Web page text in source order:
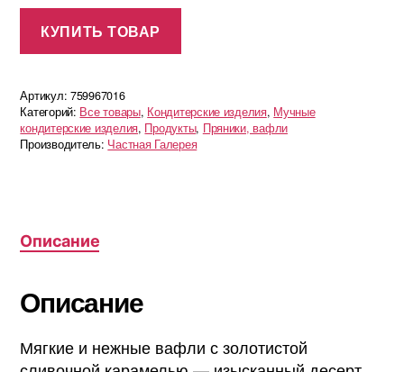
КУПИТЬ ТОВАР
Артикул: 759967016
Категорий: Все товары, Кондитерские изделия, Мучные
кондитерские изделия, Продукты, Пряники, вафли
Производитель: Частная Галерея
Описание
Описание
Мягкие и нежные вафли с золотистой